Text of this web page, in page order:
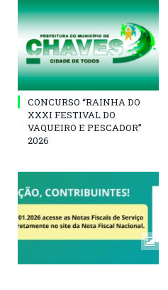
CONCURSO “RAINHA DO
XXXI FESTIVAL DO
VAQUEIRO E PESCADOR”
2026